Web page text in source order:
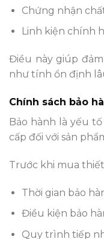
Chứng nhận
Linh kiện chính
Điều này giúp
như tính ổn định
Chính sách bảo
Bảo hành là yếu
cấp đối với sản
Trước khi mua
Thời gian bảo
Điều kiện bảo
Quy trình tiếp